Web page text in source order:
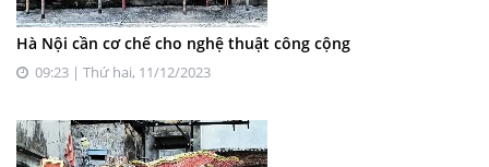
Hà Nội cần cơ chế cho nghệ thuật công cộng
09:23 | Thứ hai, 11/12/2023